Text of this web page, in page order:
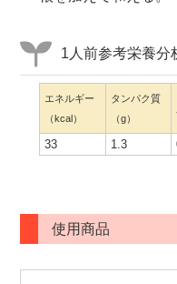
1人前参考栄養分
エネルギー
（kcal）
タンパク質
（g）
33 1.3
使用商品